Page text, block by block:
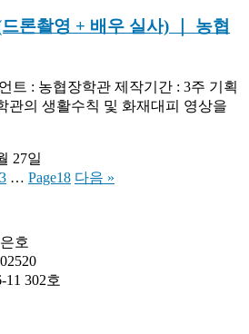
론촬영 + 배우 실사) ｜ 농협
트 : 농협장학관 제작기간 : 3주 기획
관의 생활수칙 및 화재대피 영상을
27일
3 … Page18 다음 »
호
302호